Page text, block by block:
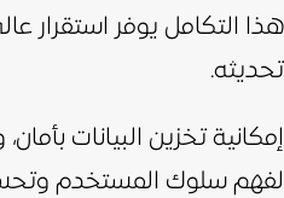
هذا التكامل يوفر استقرار
تحديثه.
إمكانية تخزين البيانات
لفهم سلوك المستخدم